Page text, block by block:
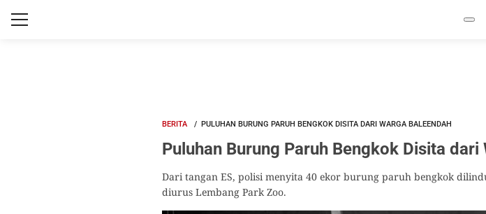
BERITA PULUHAN BURUNG PARUH BENGKOK DISITA DARI WARGA BALEENDAH
Puluhan Burung Paruh Bengkok Disita dari
Dari tangan ES, polisi menyita 40 ekor burung paruh bengkok
diurus Lembang Park Zoo.